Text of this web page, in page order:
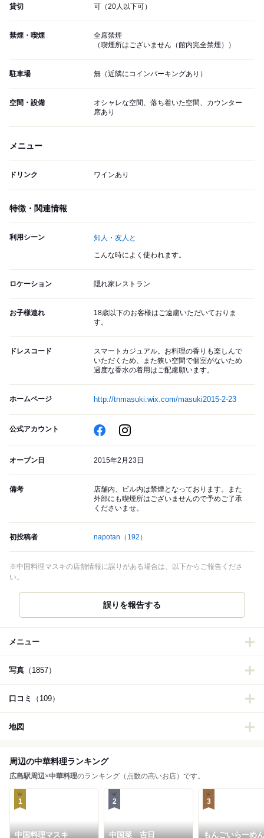
貸切 可（20人以下可）
禁煙・喫煙
全席禁煙
（喫煙所はございません（館内完全禁煙））
駐車場 無（近隣にコインパーキングあり）
空間・設備
オシャレな空間、落ち着いた空間、カウンター
席あり
メニュー
ドリンク ワインあり
特徴・関連情報
利用シーン 知人・友人と
こんな時によく使われます。
ロケーション 隠れ家レストラン
お子様連れ
18歳以下のお客様はご遠慮いただいておりま
す。
ドレスコード
スマートカジュアル。お料理の香りも楽しんで
いただくため、また狭い空間で個室がないため
過度な香水の着用はご配慮願います。
ホームページ http://tnmasuki.wix.com/masuki2015-2-23
公式アカウント
オープン日 2015年2月23日
備考
店舗内、ビル内は禁煙となっております。また
外部にも喫煙所はございませんので予めご了承
くださいませ。
初投稿者 napotan （192）
※中国料理マスキの店舗情報に誤りがある場合は、以下からご報告くださ
い。
誤りを報告する
メニュー
写真 （1857）
口コミ （109）
地図
周辺の中華料理ランキング
広島駅周辺×中華料理のランキング（点数の高いお店）です。
1
中国料理マスキ
2
中国菜 吉日
3
もんごいらーめ